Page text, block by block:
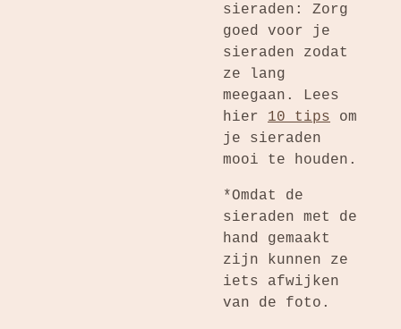
sieraden: Zorg
goed voor je
sieraden zodat
ze lang
meegaan. Lees
hier 10 tips om
je sieraden
mooi te houden.
*Omdat de
sieraden met de
hand gemaakt
zijn kunnen ze
iets afwijken
van de foto.